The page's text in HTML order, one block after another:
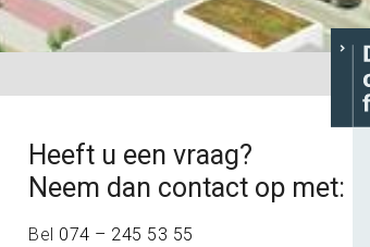
Heeft u een vraag?
Neem dan contact op met:
Bel 074 – 245 53 55